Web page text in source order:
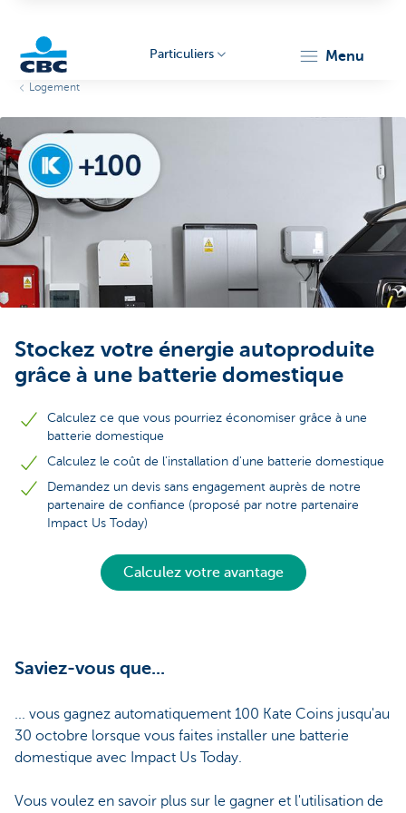
Particuliers menu
Logement
Stockez votre énergie autoproduite
grâce à une batterie domestique
Calculez ce que vous pourriez économiser grâce à une
batterie domestique
Calculez le coût de l'installation d'une batterie domestique
Demandez un devis sans engagement auprès de notre
partenaire de confiance (proposé par notre partenaire
Impact Us Today)
Calculez votre avantage
Saviez-vous que...
... vous gagnez automatiquement 100 Kate Coins jusqu'au
30 octobre lorsque vous faites installer une batterie
domestique avec Impact Us Today.
Vous voulez en savoir plus sur le gagner et l'utilisation de